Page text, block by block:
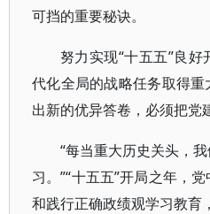
可挡的重要秘诀。
努力实现“十五五”良
代化全局的战略任务取得
出新的优异答卷，必须把党
“每当重大历史关头，
习。”“十五五”开局之年，
和践行正确政绩观学习教育